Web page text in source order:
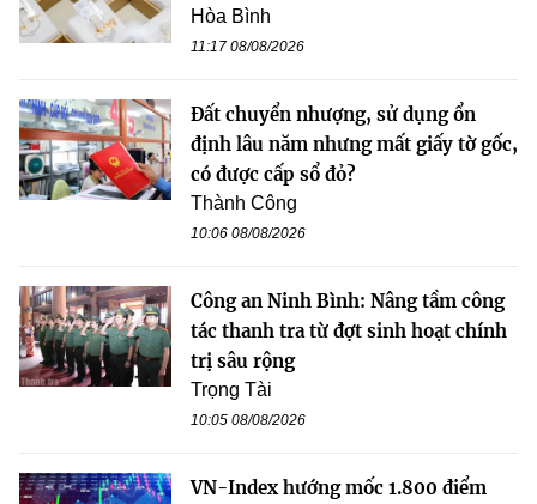
Hòa Bình
11:17 08/08/2026
Đất chuyển nhượng, sử dụng ổn
định lâu năm nhưng mất giấy tờ gốc,
có được cấp sổ đỏ?
Thành Công
10:06 08/08/2026
Công an Ninh Bình: Nâng tầm công
tác thanh tra từ đợt sinh hoạt chính
trị sâu rộng
Trọng Tài
10:05 08/08/2026
VN-Index hướng mốc 1.800 điểm